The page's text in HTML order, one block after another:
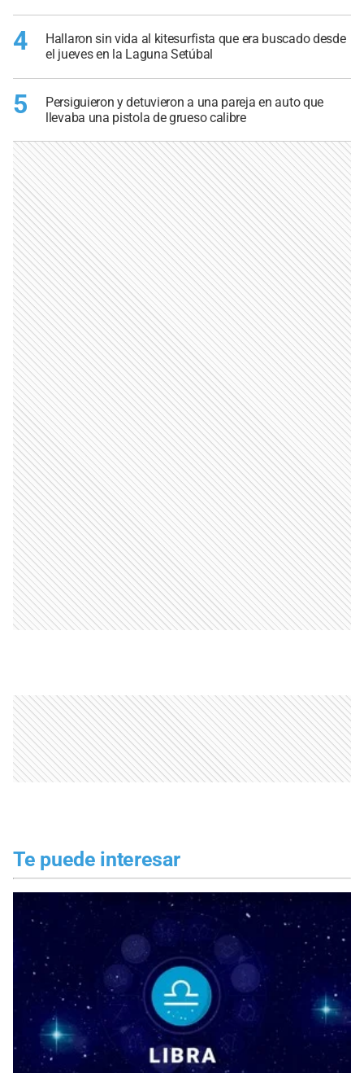
4
Hallaron sin vida al kitesurfista que era buscado desde
el jueves en la Laguna Setúbal
5
Persiguieron y detuvieron a una pareja en auto que
llevaba una pistola de grueso calibre
Te puede interesar